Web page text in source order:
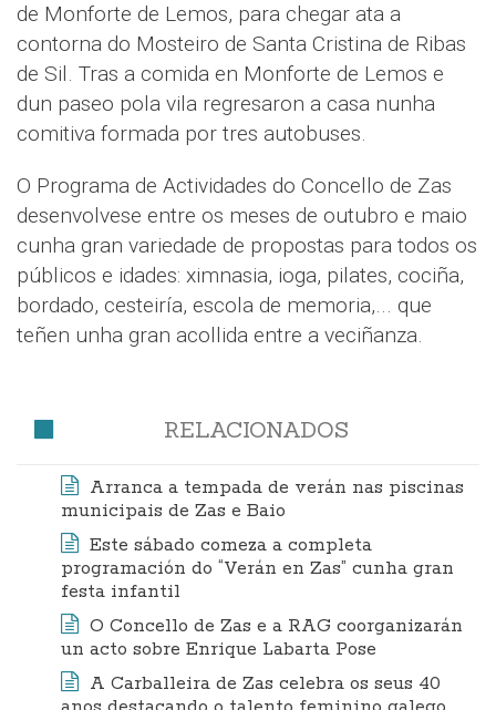
de Monforte de Lemos, para chegar ata a
contorna do Mosteiro de Santa Cristina de Ribas
de Sil. Tras a comida en Monforte de Lemos e
dun paseo pola vila regresaron a casa nunha
comitiva formada por tres autobuses.
O Programa de Actividades do Concello de Zas
desenvolvese entre os meses de outubro e maio
cunha gran variedade de propostas para todos os
públicos e idades: ximnasia, ioga, pilates, cociña,
bordado, cesteiría, escola de memoria,... que
teñen unha gran acollida entre a veciñanza.
RELACIONADOS
Arranca a tempada de verán nas piscinas
municipais de Zas e Baio
Este sábado comeza a completa
programación do “Verán en Zas” cunha gran
festa infantil
O Concello de Zas e a RAG coorganizarán
un acto sobre Enrique Labarta Pose
A Carballeira de Zas celebra os seus 40